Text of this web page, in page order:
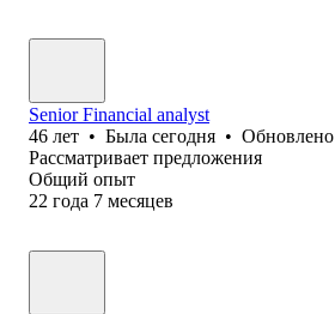
Senior Financial analyst
46 лет • Была сегодня • Обновлено
Рассматривает предложения
Общий опыт
22 года 7 месяцев